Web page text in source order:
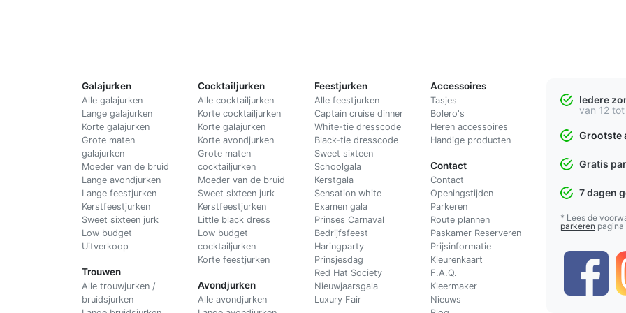
Galajurken
Alle galajurken
Lange galajurken
Korte galajurken
Grote maten
galajurken
Moeder van de bruid
Lange avondjurken
Lange feestjurken
Kerstfeestjurken
Sweet sixteen jurk
Low budget
Uitverkoop
Trouwen
Alle trouwjurken /
bruidsjurken
Cocktailjurken
Alle cocktailjurken
Korte cocktailjurken
Korte galajurken
Korte avondjurken
Grote maten
cocktailjurken
Moeder van de bruid
Sweet sixteen jurk
Kerstfeestjurken
Little black dress
Low budget
cocktailjurken
Korte feestjurken
Avondjurken
Alle avondjurken
Feestjurken
Alle feestjurken
Captain cruise dinner
White-tie dresscode
Black-tie dresscode
Sweet sixteen
Schoolgala
Kerstgala
Sensation white
Examen gala
Prinses Carnaval
Bedrijfsfeest
Haringparty
Prinsjesdag
Red Hat Society
Nieuwjaarsgala
Luxury Fair
Accessoires
Tasjes
Bolero's
Heren accessoires
Handige producten
Contact
Contact
Openingstijden
Parkeren
Route plannen
Paskamer Reserveren
Prijsinformatie
Kleurenkaart
F.A.Q.
Kleermaker
Nieuws
Iedere
van 12 tot
Grootste
Gratis
7 dagen
* Lees de
parkeren pagina